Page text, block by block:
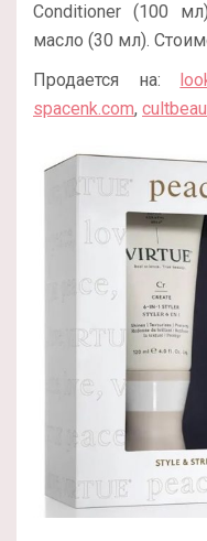
Conditioner (100
масло (30 мл).
Продается на:
spacenk.com,